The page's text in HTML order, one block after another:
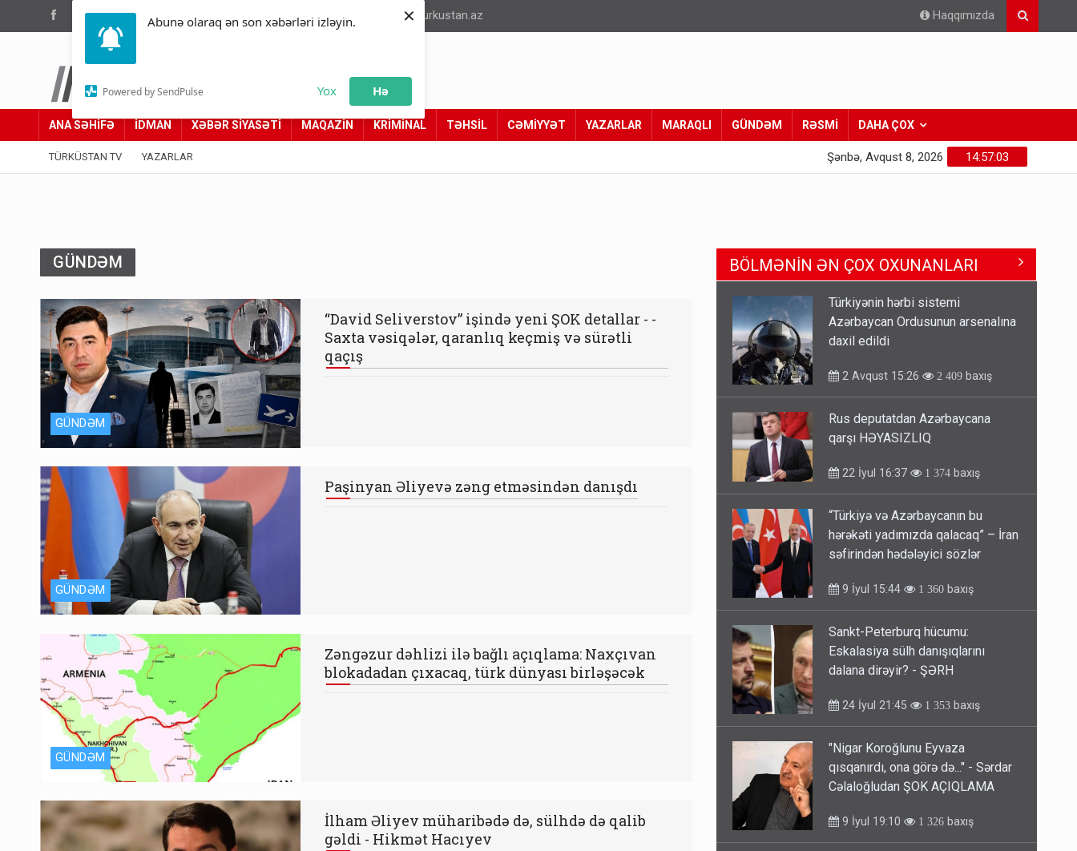
Abunə olaraq ən son xəbərləri izləyin.
Powered by SendPulse Yox Hə
×
(012) 449 94 05 info@turkustan.az Haqqımızda
Türküstan.az
Adımız yolumuzdur
ANA SƏHİFƏ İDMAN XƏBƏR SİYASƏTİ MAQAZİN KRİMİNAL TƏHSİL CƏMİYYƏT YAZARLAR MARAQLI GÜNDƏM RƏSMİ DAHA ÇOX
TÜRKÜSTAN TV YAZARLAR 14:57:05
Şənbə, Avqust 8, 2026
GÜNDƏM
GÜNDƏM
“David Seliverstov” işində yeni ŞOK detallar - -
Saxta vəsiqələr, qaranlıq keçmiş və sürətli
qaçış
GÜNDƏM
Paşinyan Əliyevə zəng etməsindən danışdı
GÜNDƏM
Zəngəzur dəhlizi ilə bağlı açıqlama: Naxçıvan
blokadadan çıxacaq, türk dünyası birləşəcək
İlham Əliyev müharibədə də, sülhdə də qalib
gəldi - Hikmət Hacıyev
BÖLMƏNİN ƏN ÇOX OXUNANLARI
Türkiyənin hərbi sistemi
Azərbaycan Ordusunun arsenalına
daxil edildi
2 Avqust 15:26 2 409 baxış
Rus deputatdan Azərbaycana
qarşı HƏYASIZLIQ
22 İyul 16:37 1 374 baxış
“Türkiyə və Azərbaycanın bu
hərəkəti yadımızda qalacaq” – İran
səfirindən hədələyici sözlər
9 İyul 15:44 1 360 baxış
Sankt-Peterburq hücumu:
Eskalasiya sülh danışıqlarını
dalana dirəyir? - ŞƏRH
24 İyul 21:45 1 353 baxış
"Nigar Koroğlunu Eyvaza
qısqanırdı, ona görə də..." - Sərdar
Cəlaloğludan ŞOK AÇIQLAMA
9 İyul 19:10 1 326 baxış